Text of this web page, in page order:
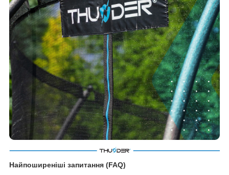
Найпоширеніші запитання (FAQ)